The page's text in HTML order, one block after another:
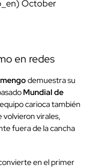
October
en redes
demuestra su
Mundial de
carioca también
volvieron virales,
fuera de la cancha
en el primer